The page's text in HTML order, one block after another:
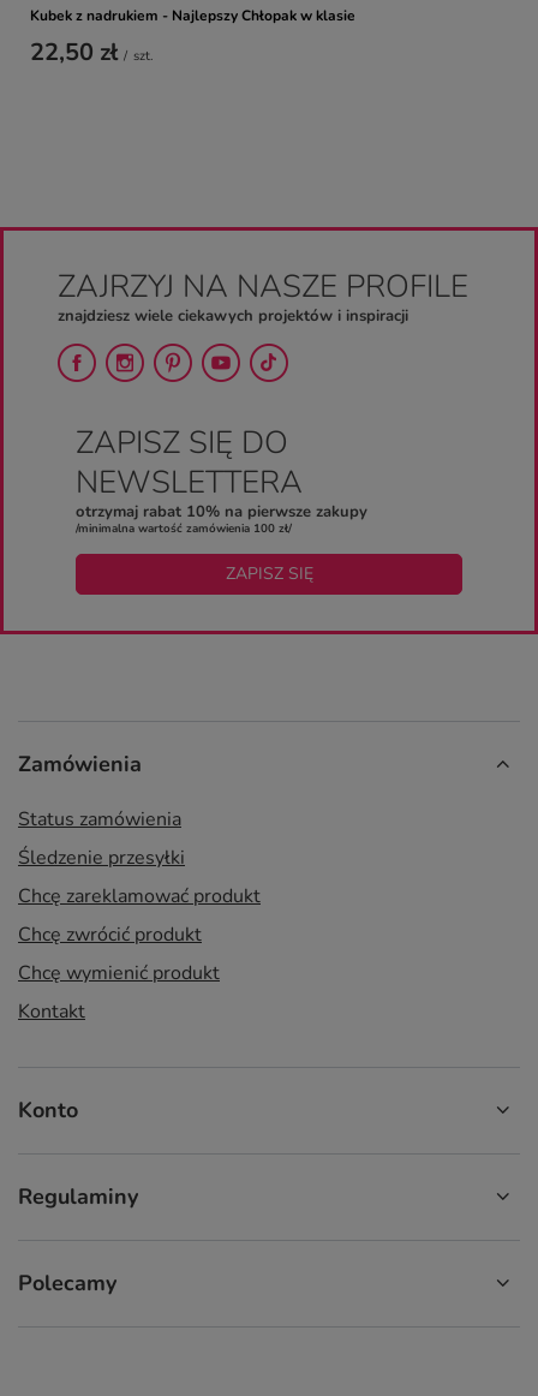
Kubek z nadrukiem - Najlepszy Chłopak w klasie
22,50 zł / szt.
ZAJRZYJ NA NASZE PROFILE
znajdziesz wiele ciekawych projektów i inspiracji
ZAPISZ SIĘ DO
NEWSLETTERA
otrzymaj rabat 10% na pierwsze zakupy
/minimalna wartość zamówienia 100 zł/
ZAPISZ SIĘ
Zamówienia
Status zamówienia
Śledzenie przesyłki
Chcę zareklamować produkt
Chcę zwrócić produkt
Chcę wymienić produkt
Kontakt
Konto
Regulaminy
Polecamy